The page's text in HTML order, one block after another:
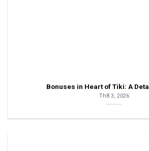
Bonuses in Heart of Tiki: A
Th8 3, 2026